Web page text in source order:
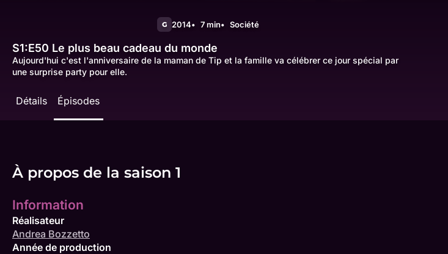
G 2014 7 min Société
S1:E50 Le plus beau cadeau du monde
Aujourd'hui c'est l'anniversaire de la maman de Tip et la famille va célébrer ce jour spécial par
une surprise party pour elle.
Détails Épisodes
À propos de la saison 1
Information
Réalisateur
Andrea Bozzetto
Année de production